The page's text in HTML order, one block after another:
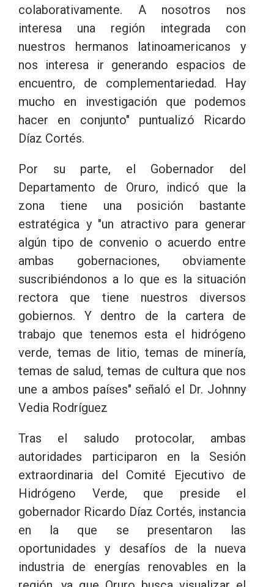
colaborativamente. A nosotros nos
interesa una región integrada con
nuestros hermanos latinoamericanos y
nos interesa ir generando espacios de
encuentro, de complementariedad. Hay
mucho en investigación que podemos
hacer en conjunto" puntualizó Ricardo
Díaz Cortés.
Por su parte, el Gobernador del
Departamento de Oruro, indicó que la
zona tiene una posición bastante
estratégica y "un atractivo para generar
algún tipo de convenio o acuerdo entre
ambas gobernaciones, obviamente
suscribiéndonos a lo que es la situación
rectora que tiene nuestros diversos
gobiernos. Y dentro de la cartera de
trabajo que tenemos esta el hidrógeno
verde, temas de litio, temas de minería,
temas de salud, temas de cultura que nos
une a ambos países" señaló el Dr. Johnny
Vedia Rodríguez
Tras el saludo protocolar, ambas
autoridades participaron en la Sesión
extraordinaria del Comité Ejecutivo de
Hidrógeno Verde, que preside el
gobernador Ricardo Díaz Cortés, instancia
en la que se presentaron las
oportunidades y desafíos de la nueva
industria de energías renovables en la